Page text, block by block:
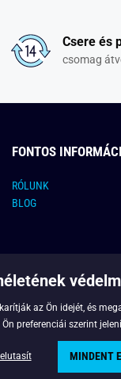
Csere és
csomag
FONTOS
RÓLUNK
BLOG
Legyferfi.hu
az Ön idejét, és
preferenciái szerint
MINDENT